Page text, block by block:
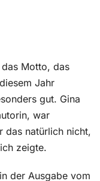
das Motto, das
Jahr
gut. Gina
war
das natürlich nicht,
zeigte.
der Ausgabe vom